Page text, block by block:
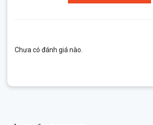
Chưa có đánh giá nào.